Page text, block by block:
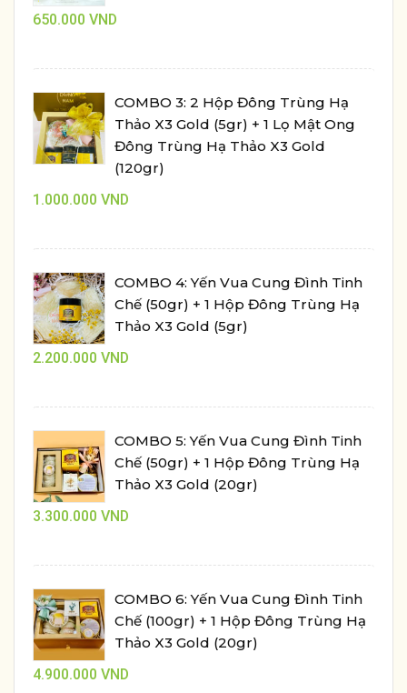
650.000 VND
COMBO 3: 2 Hộp Đông Trùng Hạ
Thảo X3 Gold (5gr) + 1 Lọ Mật Ong
Đông Trùng Hạ Thảo X3 Gold
(120gr)
1.000.000 VND
COMBO 4: Yến Vua Cung Đình Tinh
Chế (50gr) + 1 Hộp Đông Trùng Hạ
Thảo X3 Gold (5gr)
2.200.000 VND
COMBO 5: Yến Vua Cung Đình Tinh
Chế (50gr) + 1 Hộp Đông Trùng Hạ
Thảo X3 Gold (20gr)
3.300.000 VND
COMBO 6: Yến Vua Cung Đình Tinh
Chế (100gr) + 1 Hộp Đông Trùng Hạ
Thảo X3 Gold (20gr)
4.900.000 VND